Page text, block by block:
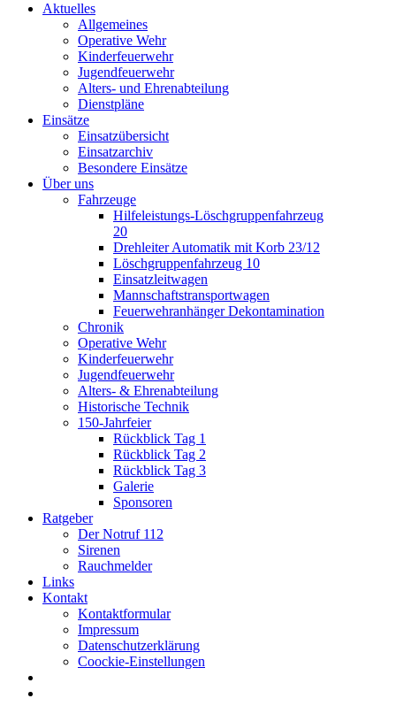
Aktuelles
Allgemeines
Operative Wehr
Kinderfeuerwehr
Jugendfeuerwehr
Alters- und Ehrenabteilung
Dienstpläne
Einsätze
Einsatzübersicht
Einsatzarchiv
Besondere Einsätze
Über uns
Fahrzeuge
Hilfeleistungs-Löschgruppenfahrzeug
20
Drehleiter Automatik mit Korb 23/12
Löschgruppenfahrzeug 10
Einsatzleitwagen
Mannschaftstransportwagen
Feuerwehranhänger Dekontamination
Chronik
Operative Wehr
Kinderfeuerwehr
Jugendfeuerwehr
Alters- & Ehrenabteilung
Historische Technik
150-Jahrfeier
Rückblick Tag 1
Rückblick Tag 2
Rückblick Tag 3
Galerie
Sponsoren
Ratgeber
Der Notruf 112
Sirenen
Rauchmelder
Links
Kontakt
Kontaktformular
Impressum
Datenschutzerklärung
Coockie-Einstellungen